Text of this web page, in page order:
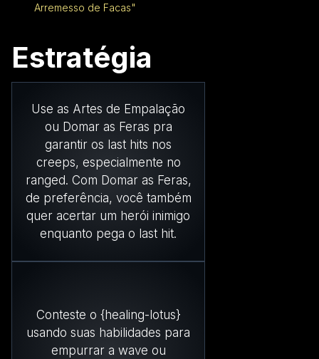
Arremesso de Facas"
Estratégia
Use as Artes de Empalação
ou Domar as Feras pra
garantir os last hits nos
creeps, especialmente no
ranged. Com Domar as Feras,
de preferência, você também
quer acertar um herói inimigo
enquanto pega o last hit.
Conteste o {healing-lotus}
usando suas habilidades para
empurrar a wave ou